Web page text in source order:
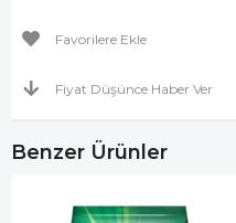
Favorilere Ekle
Fiyat Düşünce Haber Ver
Benzer Ürünler